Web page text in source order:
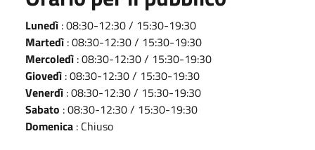
Lunedì : 08:30-12:30 / 15:30-19:30
Martedì : 08:30-12:30 / 15:30-19:30
Mercoledì : 08:30-12:30 / 15:30-19:30
Giovedì : 08:30-12:30 / 15:30-19:30
Venerdì : 08:30-12:30 / 15:30-19:30
Sabato : 08:30-12:30 / 15:30-19:30
Domenica : Chiuso